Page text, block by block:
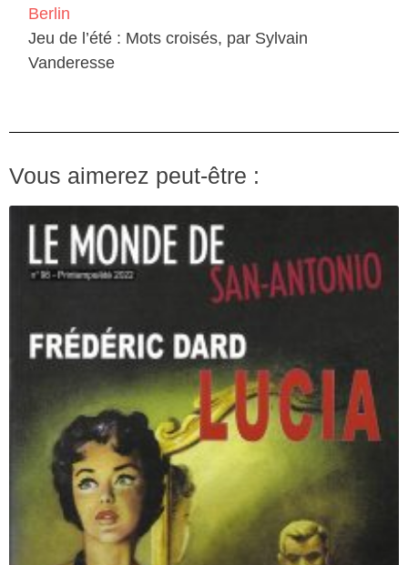
Berlin
Jeu de l’été : Mots croisés, par Sylvain
Vanderesse
Vous aimerez peut-être :